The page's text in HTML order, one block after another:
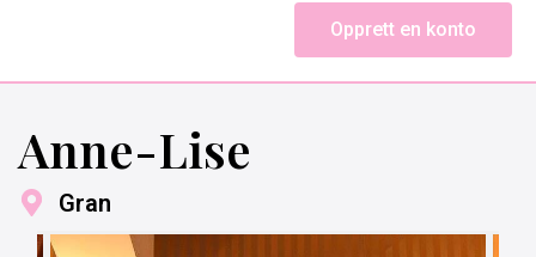
Opprett en konto
Anne-Lise
Gran